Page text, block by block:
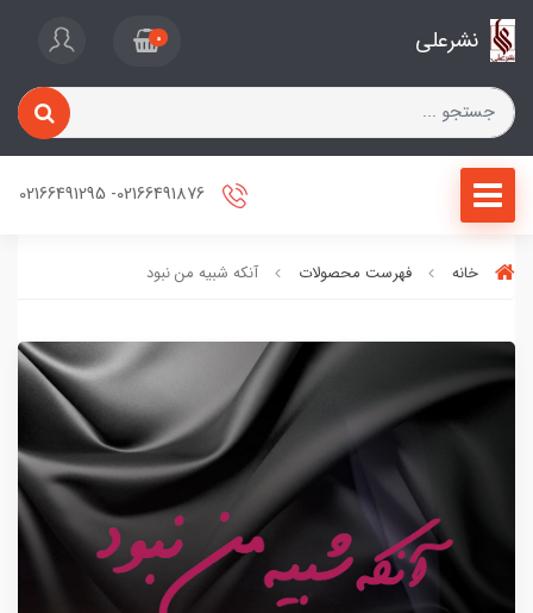
نشرعلی 0
خانه فهرست محصولات آنکه شبیه من نبود